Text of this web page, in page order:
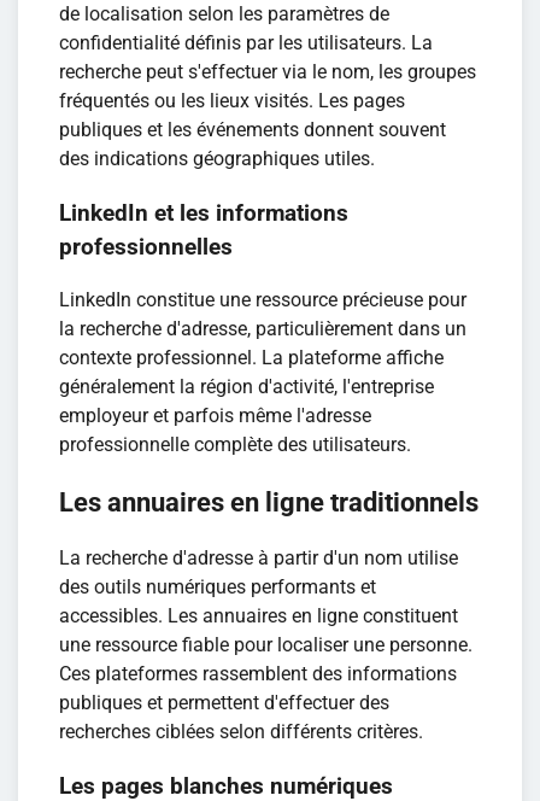
de localisation selon les paramètres de
confidentialité définis par les utilisateurs. La
recherche peut s'effectuer via le nom, les groupes
fréquentés ou les lieux visités. Les pages
publiques et les événements donnent souvent
des indications géographiques utiles.
LinkedIn et les informations
professionnelles
LinkedIn constitue une ressource précieuse pour
la recherche d'adresse, particulièrement dans un
contexte professionnel. La plateforme affiche
généralement la région d'activité, l'entreprise
employeur et parfois même l'adresse
professionnelle complète des utilisateurs.
Les annuaires en ligne traditionnels
La recherche d'adresse à partir d'un nom utilise
des outils numériques performants et
accessibles. Les annuaires en ligne constituent
une ressource fiable pour localiser une personne.
Ces plateformes rassemblent des informations
publiques et permettent d'effectuer des
recherches ciblées selon différents critères.
Les pages blanches numériques